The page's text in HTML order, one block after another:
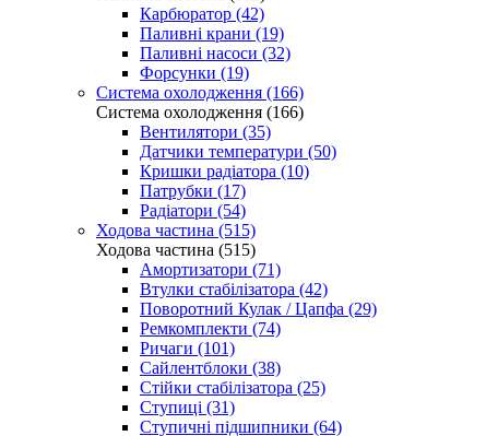
Карбюратор (42)
Паливні крани (19)
Паливні насоси (32)
Форсунки (19)
Система охолодження (166)
Система охолодження (166)
Вентилятори (35)
Датчики температури (50)
Кришки радіатора (10)
Патрубки (17)
Радіатори (54)
Ходова частина (515)
Ходова частина (515)
Амортизатори (71)
Втулки стабілізатора (42)
Поворотний Кулак / Цапфа (29)
Ремкомплекти (74)
Ричаги (101)
Сайлентблоки (38)
Стійки стабілізатора (25)
Ступиці (31)
Ступичні підшипники (64)